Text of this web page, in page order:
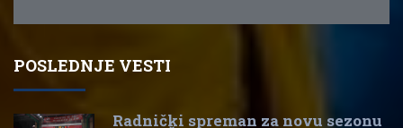
POSLEDNJE VESTI
Radnički spreman za novu sezonu